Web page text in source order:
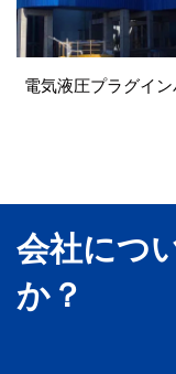
電気液圧プラグイ
会社につ
か？